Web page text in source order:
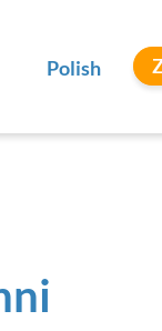
Polish